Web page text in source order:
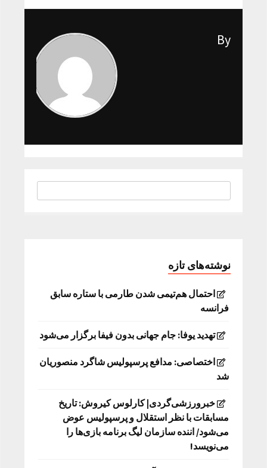
By
نوشته‌های تازه
احتمال هم‌تیمی شدن طارمی با ستاره سابق
فرانسه
تهدید یوفا: جام جهانی بدون فیفا برگزار می‌شود
اختصاصی: مدافع پرسپولیس شاگرد منصوریان
شد
خبرورزشی‌گردی| کارلوس کیروش: تاریخ
مسابقات با نظر استقلال و پرسپولیس عوض
می‌شود/ اننده سازمان لیگ برنامه بازی‌ها را
می‌نویسد!